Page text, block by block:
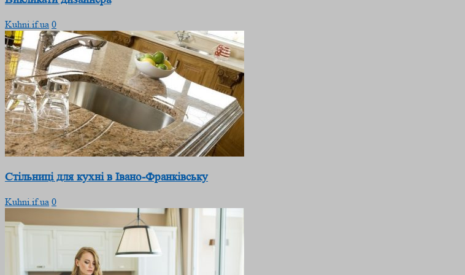
Kuhni.if.ua 0
Стільниці для кухні в Івано-Франківську
Kuhni.if.ua 0